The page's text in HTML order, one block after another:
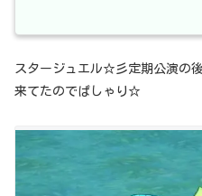
スタージュエル☆彡定期公演の
来てたのでぱしゃり☆